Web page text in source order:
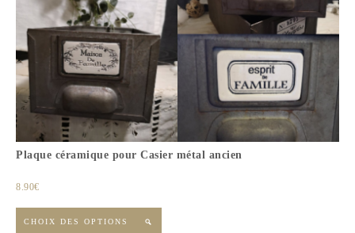
Plaque céramique pour Casier métal ancien
8.90€
CHOIX DES OPTIONS 